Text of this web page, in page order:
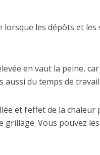
les dépôts et
en vaut la peine,
aussi du temps de travail.
et l’effet de la
Vous pouvez